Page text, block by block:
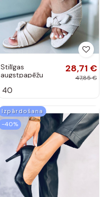
Stilīgas
augstpapēžu
BEIGE
28,71 €
47,85 €
40
Izpārdošana
-40%